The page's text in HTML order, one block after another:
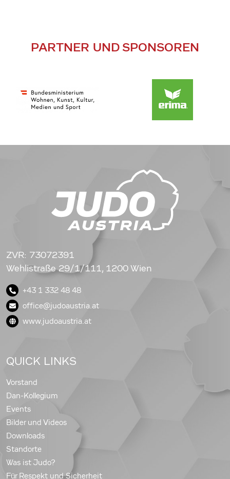
PARTNER UND SPONSOREN
ZVR: 73072391
Wehlistraße 29/1/111, 1200 Wien
+43 1 332 48 48
office@judoaustria.at
www.judoaustria.at
QUICK LINKS
Vorstand
Dan-Kollegium
Events
Bilder und Videos
Downloads
Standorte
Was ist Judo?
Für Respekt und Sicherheit